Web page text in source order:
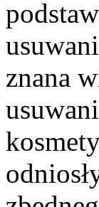
znana